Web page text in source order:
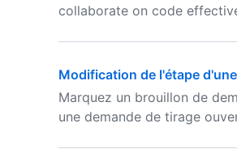
collaborate on code
Modification de l'étape
Marquez un brouillon de
une demande de tirage